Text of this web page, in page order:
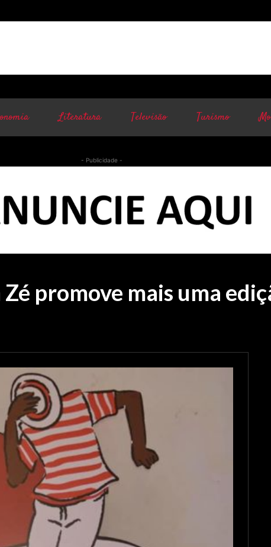
Literatura Televisão Turismo
- Publicidade -
promove mais uma